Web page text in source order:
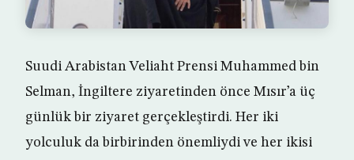
Suudi Arabistan Veliaht Prensi Muhammed bin
Selman, İngiltere ziyaretinden önce Mısır’a üç
günlük bir ziyaret gerçekleştirdi. Her iki
yolculuk da birbirinden önemliydi ve her ikisi